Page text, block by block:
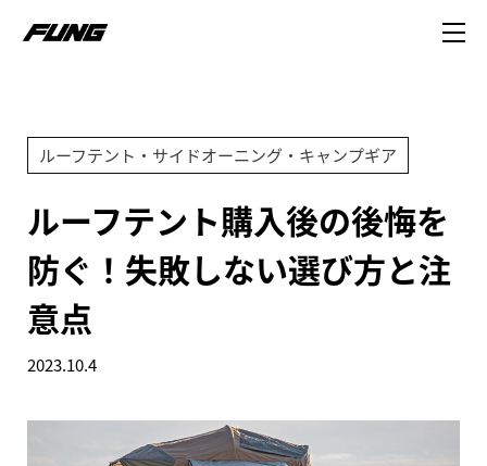
ルーフテント・サイドオーニング・キャンプギア
ルーフテント購入後の後悔を
防ぐ！失敗しない選び方と注
意点
2023.10.4